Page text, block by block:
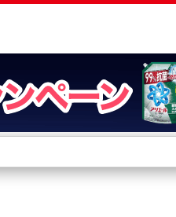
店舗サービス
ネット取り置き